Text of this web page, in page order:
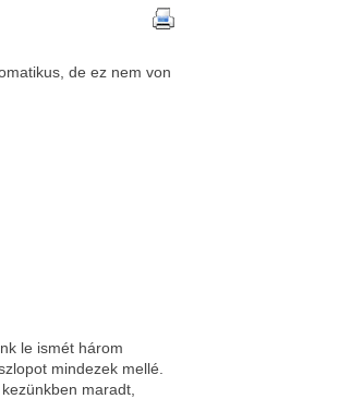
de ez nem von
le ismét három
mindezek mellé.
maradt,